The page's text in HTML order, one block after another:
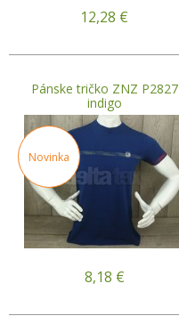
12,28 €
Pánske tričko ZNZ P2827
indigo
Novinka
8,18 €